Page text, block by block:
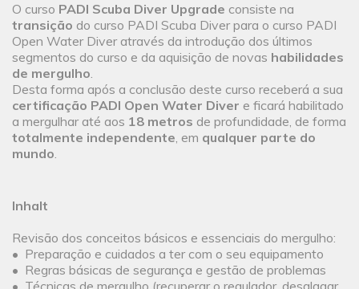
O curso PADI Scuba Diver Upgrade consiste na
transição do curso PADI Scuba Diver para o curso PADI
Open Water Diver através da introdução dos últimos
segmentos do curso e da aquisição de novas habilidades
de mergulho.
Desta forma após a conclusão deste curso receberá a sua
certificação PADI Open Water Diver e ficará habilitado
a mergulhar até aos 18 metros de profundidade, de forma
totalmente independente, em qualquer parte do
mundo.
Inhalt
Revisão dos conceitos básicos e essenciais do mergulho:
• Preparação e cuidados a ter com o seu equipamento
• Regras básicas de segurança e gestão de problemas